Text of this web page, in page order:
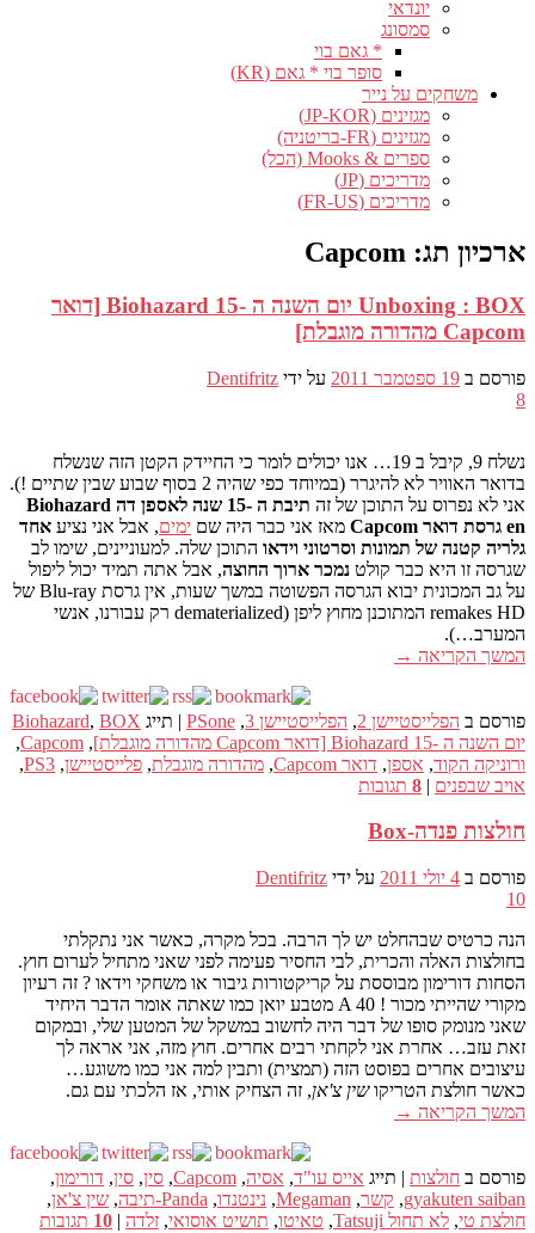
יונדאי
סמסונג
* גאם בוי
סופר בוי * גאם (KR)
משחקים על נייר
מגזינים (JP-KOR)
מגזינים (FR-בריטניה)
ספרים & Mooks (הכל)
מדריכים (JP)
מדריכים (FR-US)
ארכיון תג: Capcom
Unboxing : BOX יום השנה ה -15 Biohazard [דואר
Capcom מהדורה מוגבלת]
פורסם ב 19 ספטמבר 2011 על ידי Dentifritz
8
נשלח 9, קיבל ב 19… אנו יכולים לומר כי החיידק הקטן הזה שנשלח
בדואר האוויר לא להיגרר (במיוחד כפי שהיה 2 בסוף שבוע שבין שתיים !).
אני לא נפרוס על התוכן של זה
תיבת ה -15 שנה לאספן דה Biohazard
en גרסת דואר Capcom
מאז אני כבר היה שם ימים, אבל אני נציע אחד
גלריה קטנה של תמונות וסרטוני וידאו התוכן שלה. למעוניינים, שימו לב
שגרסה זו היא כבר קולט נמכר ארוך החוצה, אבל אתה תמיד יכול ליפול
על גב המכונית יבוא הגרסה הפשוטה במשך שעות, אין גרסת Blu-ray של
remakes HD המתוכנן מחוץ ליפן (dematerialized רק עבורנו, אנשי
המערב…).
המשך הקריאה →
פורסם ב הפלייסטיישן 2 , הפלייסטיישן 3 ,
PSone
| תייג Biohazard, BOX
יום השנה ה -15 Biohazard [דואר Capcom מהדורה מוגבלת]
,
Capcom
,
ורוניקה הקוד, אספן, דואר Capcom , מהדורה מוגבלת, פלייסטיישן,
PS3
,
אויב שבפנים |
8 תגובות
חולצות פנדה-Box
פורסם ב 4 יולי 2011 על ידי Dentifritz
10
הנה כרטיס שבהחלט יש לך הרבה. בכל מקרה, כאשר אני נתקלתי
בחולצות האלה והכרית, לבי החסיר פעימה לפני שאני מתחיל לערום חוץ.
הסחות דורימון מבוססת על קריקטורות גיבור או משחקי וידאו ? זה רעיון
מקורי שהייתי מכור !
A 40 מטבע יואן כמו שאתה אומר הדבר היחיד
שאני מנומק סופו של דבר היה לחשוב במשקל של המטען שלי, ובמקום
זאת עזב… אחרת אני לקחתי רבים אחרים. חוץ מזה, אני אראה לך
עיצובים אחרים בפוסט הזה (תמצית) ותבין למה אני כמו משוגע…
כאשר חולצת הטריקושין צ'אן, זה הצחיק אותי, אז הלכתי עם גם.
המשך הקריאה →
פורסם ב חולצות | תייג אייס עו"ד, אסיה,
Capcom
, סין, סין, דורימון,
gyakuten saiban
, קשר,
Megaman
, נינטנדו, Panda-תיבה , שין צ'אן,
חולצת טי, לא תחול Tatsuji , טאיטו, תושיט אוסואי, זלדה |
10 תגובות